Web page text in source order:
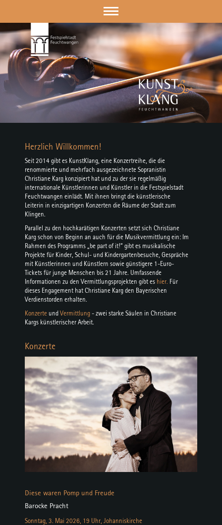
Herzlich Willkommen!
Seit 2014 gibt es KunstKlang, eine Konzertreihe, die die
renommierte und mehrfach ausgezeichnete Sopranistin
Christiane Karg konzipiert hat und zu der sie regelmäßig
internationale Künstlerinnen und Künstler in die Festspielstadt
Feuchtwangen einlädt. Mit ihnen bringt die künstlerische
Leiterin in einzigartigen Konzerten die Räume der Stadt zum
Klingen.
Parallel zu den hochkarätigen Konzerten setzt sich Christiane
Karg schon von Beginn an auch für die Musikvermittlung ein: Im
Rahmen des Programms „be part of it!“ gibt es musikalische
Projekte für Kinder, Schul- und Kindergartenbesuche, Gespräche
mit Künstlerinnen und Künstlern sowie günstigere 1-Euro-
Tickets für junge Menschen bis 21 Jahre. Umfassende
Informationen zu den Vermittlungsprojekten gibt es hier. Für
dieses Engagement hat Christiane Karg den Bayerischen
Verdienstorden erhalten.
Konzerteund Vermittlung- zwei starke Säulen in Christiane
Kargs künstlerischer Arbeit.
Konzerte
Diese waren Pomp und Freude
Barocke Pracht
Sonntag, 3. Mai 2026, 19 Uhr, Johanniskirche